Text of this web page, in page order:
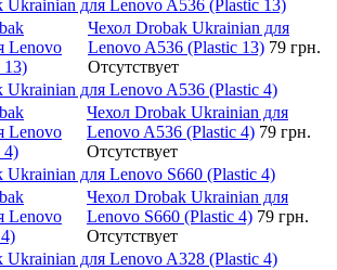
Ukrainian для Lenovo A536 (Plastic 13)
Чехол Drobak Ukrainian для
Lenovo A536 (Plastic 13) 79 грн.
Отсутствует
Ukrainian для Lenovo A536 (Plastic 4)
Чехол Drobak Ukrainian для
Lenovo A536 (Plastic 4) 79 грн.
Отсутствует
Ukrainian для Lenovo S660 (Plastic 4)
Чехол Drobak Ukrainian для
Lenovo S660 (Plastic 4) 79 грн.
Отсутствует
Ukrainian для Lenovo A328 (Plastic 4)